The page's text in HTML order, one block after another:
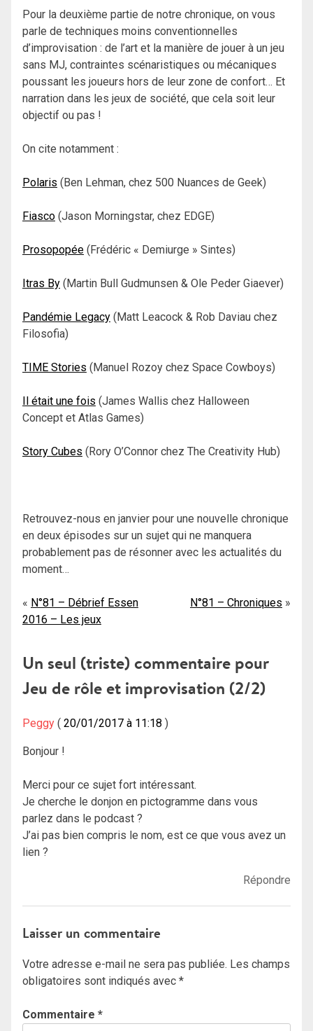
Pour la deuxième partie de notre chronique, on vous
parle de techniques moins conventionnelles
d’improvisation : de l’art et la manière de jouer à un jeu
sans MJ, contraintes scénaristiques ou mécaniques
poussant les joueurs hors de leur zone de confort… Et
narration dans les jeux de société, que cela soit leur
objectif ou pas !
On cite notamment :
Polaris (Ben Lehman, chez 500 Nuances de Geek)
Fiasco (Jason Morningstar, chez EDGE)
Prosopopée (Frédéric « Demiurge » Sintes)
Itras By (Martin Bull Gudmunsen & Ole Peder Giaever)
Pandémie Legacy (Matt Leacock & Rob Daviau chez
Filosofia)
TIME Stories (Manuel Rozoy chez Space Cowboys)
Il était une fois (James Wallis chez Halloween
Concept et Atlas Games)
Story Cubes (Rory O’Connor chez The Creativity Hub)
Retrouvez-nous en janvier pour une nouvelle chronique
en deux épisodes sur un sujet qui ne manquera
probablement pas de résonner avec les actualités du
moment…
Navigation
de
l’article
N°81 – Débrief Essen
2016 – Les jeux
N°81 – Chroniques
Un seul (triste) commentaire pour
Jeu de rôle et improvisation (2/2)
Peggy 20/01/2017 à 11:18
Bonjour !
Merci pour ce sujet fort intéressant.
Je cherche le donjon en pictogramme dans vous
parlez dans le podcast ?
J’ai pas bien compris le nom, est ce que vous avez un
lien ?
Répondre
Laisser un commentaire
Votre adresse e-mail ne sera pas publiée. Les champs
obligatoires sont indiqués avec *
Commentaire *